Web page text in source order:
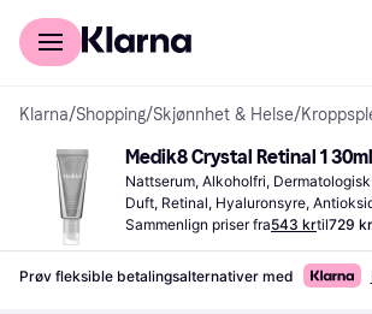
For kunder
Klarna/Shopping/Skjønnhet & Helse/
Medik8 Crystal Retinal 1 30ml
Nattserum, Alkoholfri,
Duft, Retinal, Hyaluronsyre,
Vitaminer, Vitamin A, Vitamin C,
Squalane
Sammenlign priser fra543 krtil729 kr
Prøv fleksible betalingsalternativer med